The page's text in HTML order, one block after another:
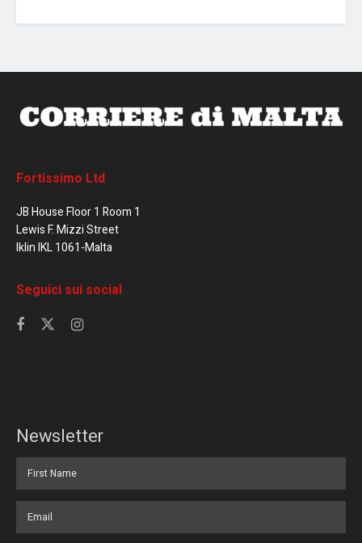
Fortissimo Ltd
JB House Floor 1 Room 1
Lewis F. Mizzi Street
Iklin IKL 1061-Malta
Seguici sui social
Newsletter